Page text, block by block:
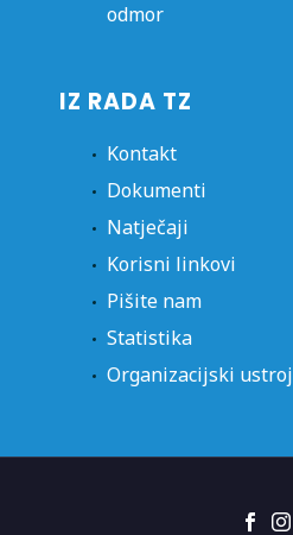
odmor
IZ RADA TZ
Kontakt
Dokumenti
Natječaji
Korisni linkovi
Pišite nam
Statistika
Organizacijski ustroj